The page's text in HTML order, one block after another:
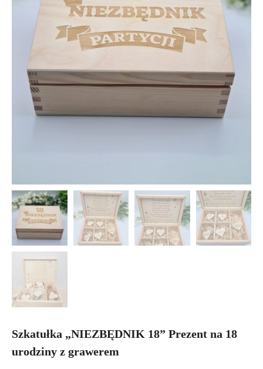
Szkatułka „NIEZBĘDNIK 18” Prezent na 18
urodziny z grawerem